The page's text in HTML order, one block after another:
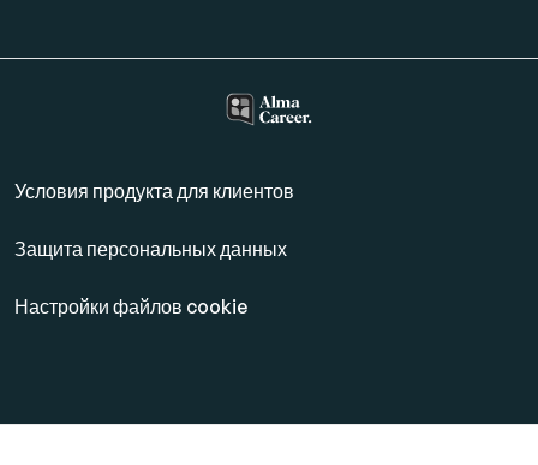
Условия продукта для клиентов
Защита персональных данных
Настройки файлов cookie